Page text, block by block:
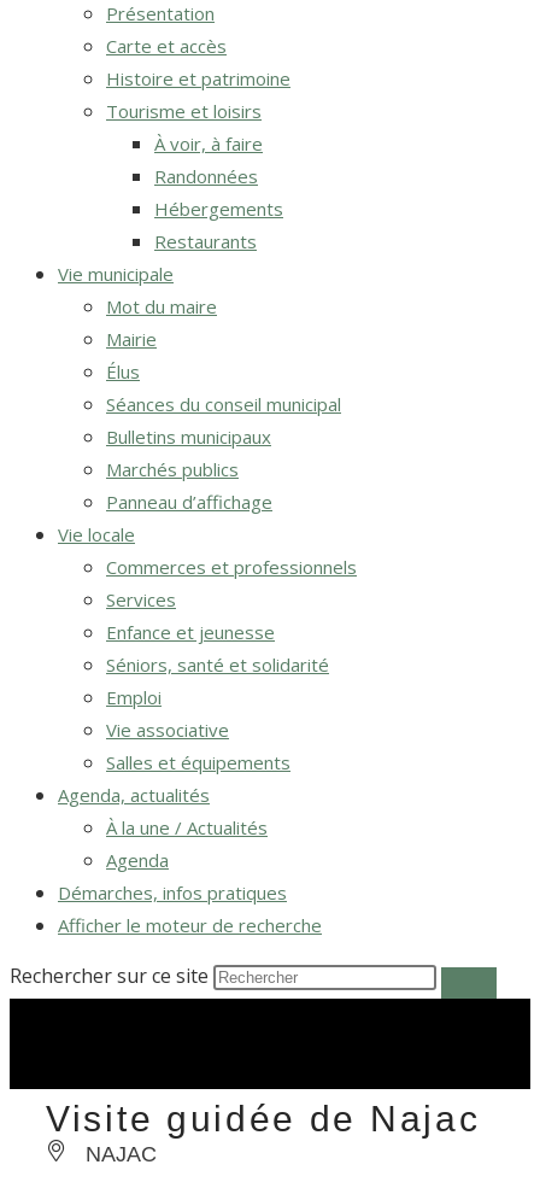
Présentation
Carte et accès
Histoire et patrimoine
Tourisme et loisirs
À voir, à faire
Randonnées
Hébergements
Restaurants
Vie municipale
Mot du maire
Mairie
Élus
Séances du conseil municipal
Bulletins municipaux
Marchés publics
Panneau d’affichage
Vie locale
Commerces et professionnels
Services
Enfance et jeunesse
Séniors, santé et solidarité
Emploi
Vie associative
Salles et équipements
Agenda, actualités
À la une / Actualités
Agenda
Démarches, infos pratiques
Afficher le moteur de recherche
Rechercher sur ce site
Visite guidée de Najac
NAJAC